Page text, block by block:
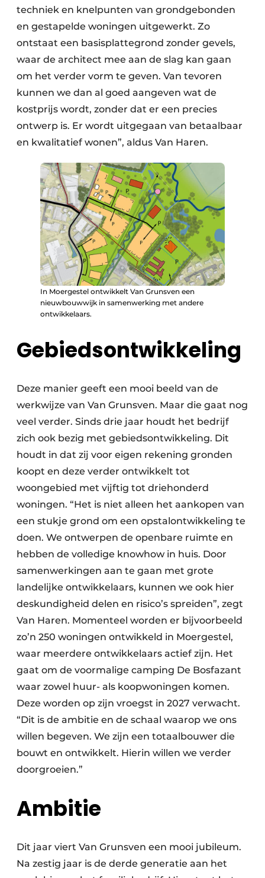
techniek en knelpunten van grondgebonden
en gestapelde woningen uitgewerkt. Zo
ontstaat een basisplattegrond zonder gevels,
waar de architect mee aan de slag kan gaan
om het verder vorm te geven. Van tevoren
kunnen we dan al goed aangeven wat de
kostprijs wordt, zonder dat er een precies
ontwerp is. Er wordt uitgegaan van betaalbaar
en kwalitatief wonen”, aldus Van Haren.
In Moergestel ontwikkelt Van Grunsven een
nieuwbouwwijk in samenwerking met andere
ontwikkelaars.
Gebiedsontwikkeling
Deze manier geeft een mooi beeld van de
werkwijze van Van Grunsven. Maar die gaat nog
veel verder. Sinds drie jaar houdt het bedrijf
zich ook bezig met gebiedsontwikkeling. Dit
houdt in dat zij voor eigen rekening gronden
koopt en deze verder ontwikkelt tot
woongebied met vijftig tot driehonderd
woningen. “Het is niet alleen het aankopen van
een stukje grond om een opstalontwikkeling te
doen. We ontwerpen de openbare ruimte en
hebben de volledige knowhow in huis. Door
samenwerkingen aan te gaan met grote
landelijke ontwikkelaars, kunnen we ook hier
deskundigheid delen en risico’s spreiden”, zegt
Van Haren. Momenteel worden er bijvoorbeeld
zo’n 250 woningen ontwikkeld in Moergestel,
waar meerdere ontwikkelaars actief zijn. Het
gaat om de voormalige camping De Bosfazant
waar zowel huur- als koopwoningen komen.
Deze worden op zijn vroegst in 2027 verwacht.
“Dit is de ambitie en de schaal waarop we ons
willen begeven. We zijn een totaalbouwer die
bouwt en ontwikkelt. Hierin willen we verder
doorgroeien.”
Ambitie
Dit jaar viert Van Grunsven een mooi jubileum.
Na zestig jaar is de derde generatie aan het